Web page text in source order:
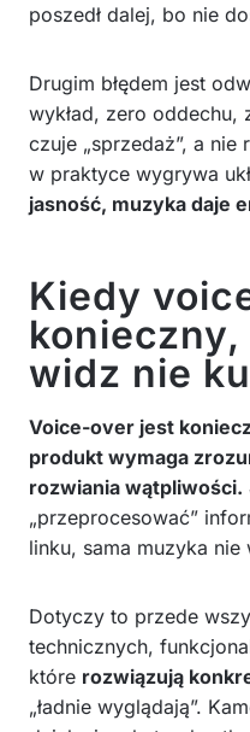
poszedł dalej, bo nie
Drugim błędem jest
wykład, zero
czuje „sprzedaż”, a nie
w praktyce wygrywa
jasność, muzyka daje
Kiedy
widz nie
Voice-over jest
produkt wymaga
rozwiania wątpliwości.
„przeprocesować”
linku, sama muzyka nie
Dotyczy to przede
technicznych,
które rozwiązują
„ładnie wyglądają”.